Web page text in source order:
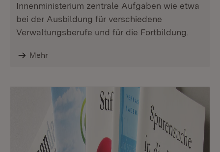
Innenministerium zentrale Aufgaben wie etwa
bei der Ausbildung für verschiedene
Verwaltungsberufe und für die Fortbildung.
Mehr